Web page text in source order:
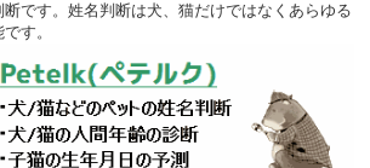
です。姓名判断は犬、猫だけではなくあらゆる
す。